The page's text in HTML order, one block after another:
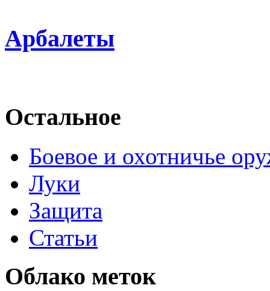
Арбалеты
Остальное
Боевое и охотничье
Луки
Защита
Статьи
Облако меток